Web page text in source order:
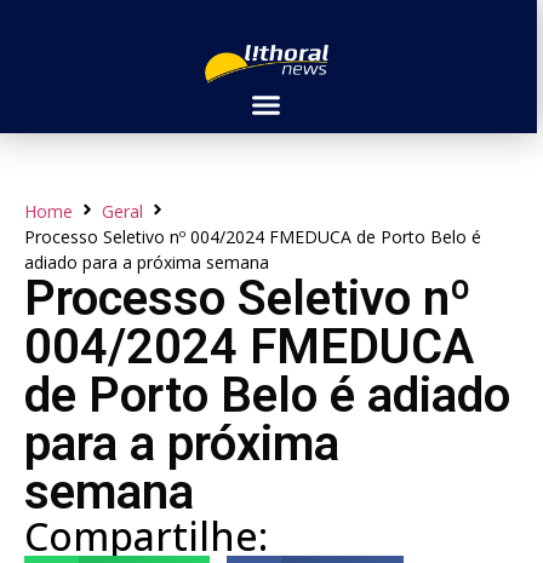
Home
Geral
Processo Seletivo nº 004/2024 FMEDUCA de Porto Belo é
adiado para a próxima semana
Processo Seletivo nº
004/2024 FMEDUCA
de Porto Belo é adiado
para a próxima
semana
Compartilhe: